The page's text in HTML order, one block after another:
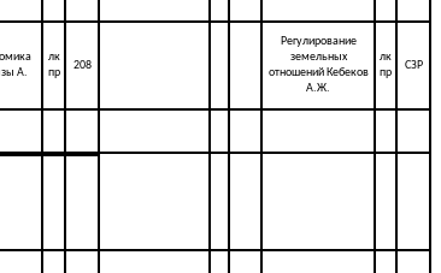
А.
лк
пр
208
Регулирование
земельных
отношений Кебеков
А.Ж.
лк
пр
СЗР